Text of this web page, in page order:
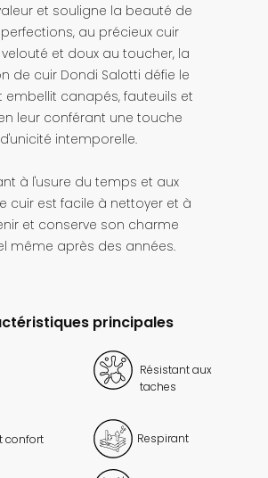
et souligne la beauté de
au précieux cuir
velouté et doux au toucher, la
de cuir Dondi Salotti défie le
embellit canapés, fauteuils et
leur conférant une touche
d'unicité intemporelle.
à l'usure du temps et aux
cuir est facile à nettoyer et à
et conserve son charme
même après des années.
principales
Résistant aux
taches
confort Respirant